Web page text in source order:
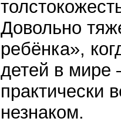
Довольно
ребёнка»,
детей в мире
практически
незнаком.